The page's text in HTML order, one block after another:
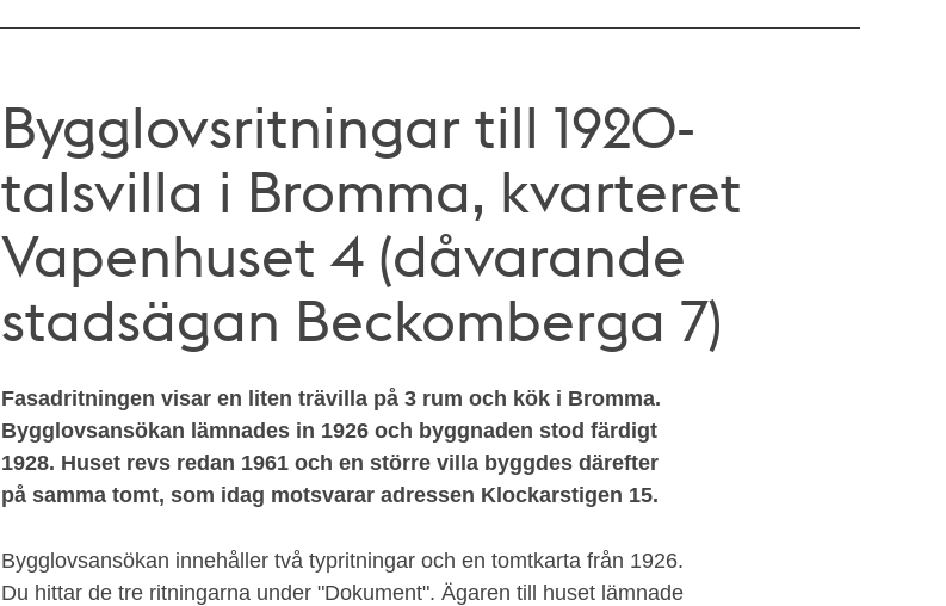
Bygglovsritningar till 1920-
talsvilla i Bromma, kvarteret
Vapenhuset 4 (dåvarande
stadsägan Beckomberga 7)
Fasadritningen visar en liten trävilla på 3 rum och kök i Bromma.
Bygglovsansökan lämnades in 1926 och byggnaden stod färdigt
1928. Huset revs redan 1961 och en större villa byggdes därefter
på samma tomt, som idag motsvarar adressen Klockarstigen 15.
Bygglovsansökan innehåller två typritningar och en tomtkarta från 1926.
Du hittar de tre ritningarna under "Dokument". Ägaren till huset lämnade